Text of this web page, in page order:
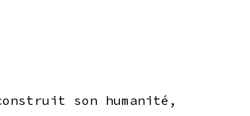
son humanité,